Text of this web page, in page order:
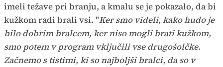
imeli težave pri branju, a kmalu se je pokazalo, da bi
kužkom radi brali vsi. "Ker smo videli, kako hudo je
bilo dobrim bralcem, ker niso mogli brati kužkom,
smo potem v program vključili vse drugošolčke.
Začnemo s tistimi, ki so najboljši bralci, da so v